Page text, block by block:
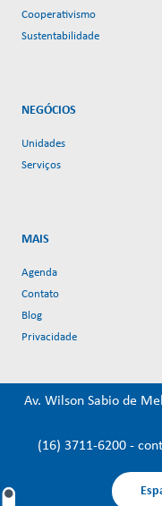
Cooperativismo
Sustentabilidade
NEGÓCIOS
Unidades
Serviços
MAIS
Agenda
Contato
Blog
Privacidade
Av. Wilson Sabio de
(16) 3711-6200 -